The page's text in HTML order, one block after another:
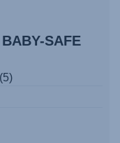
SAFE
(5)